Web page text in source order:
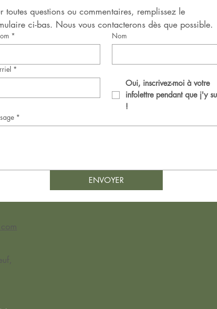
*
toutes questions ou commentaires, remplissez le
ci-bas. Nous vous contacterons dès que possible.
* Nom
*
Oui, inscrivez-moi à votre
infolettre pendant que j'y
!
*
ENVOYER